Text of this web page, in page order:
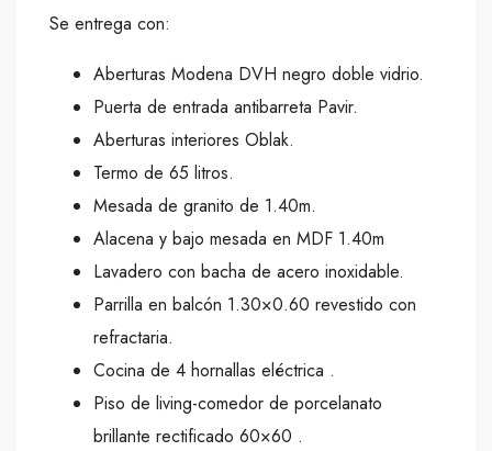
Se entrega con:
Aberturas Modena DVH negro doble vidrio.
Puerta de entrada antibarreta Pavir.
Aberturas interiores Oblak.
Termo de 65 litros.
Mesada de granito de 1.40m.
Alacena y bajo mesada en MDF 1.40m
Lavadero con bacha de acero inoxidable.
Parrilla en balcón 1.30×0.60 revestido con
refractaria.
Cocina de 4 hornallas eléctrica .
Piso de living-comedor de porcelanato
brillante rectificado 60×60 .